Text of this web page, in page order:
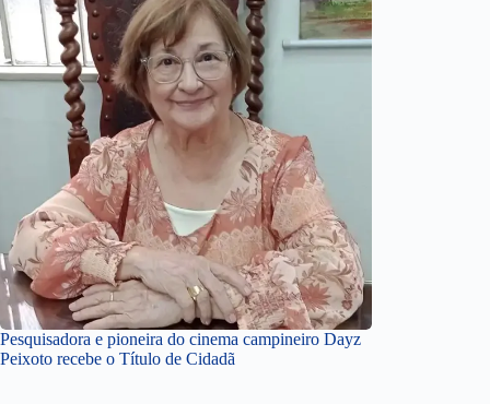
Pesquisadora e pioneira do cinema campineiro Dayz
Peixoto recebe o Título de Cidadã